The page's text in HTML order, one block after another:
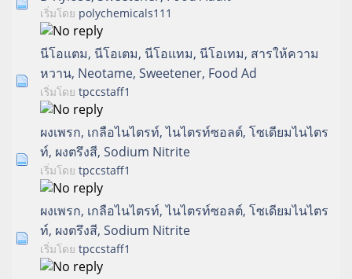
เริ่มโดย polychemicals111
นีโอแตม, นีโอเตม, นีโอแทม, นีโอเทม, สารให้ความ
หวาน, Neotame, Sweetener, Food Ad
เริ่มโดย tpccstaff1
ผงเพรก, เกลือไนไตรท์, ไนไตรท์ซอลต์, โซเดียมไนไตร
ท์, ผงตรึงสี, Sodium Nitrite
เริ่มโดย tpccstaff1
ผงเพรก, เกลือไนไตรท์, ไนไตรท์ซอลต์, โซเดียมไนไตร
ท์, ผงตรึงสี, Sodium Nitrite
เริ่มโดย tpccstaff1